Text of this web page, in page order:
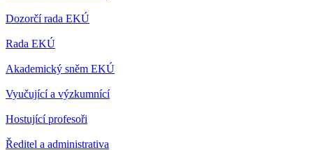
Dozorčí rada EKÚ
Rada EKÚ
Akademický sněm EKÚ
Vyučující a výzkumnící
Hostující profesoři
Ředitel a administrativa